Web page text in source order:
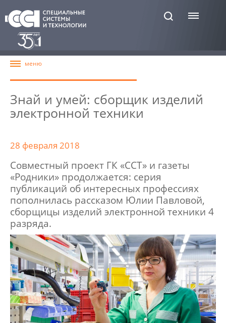
Знай и умей: сборщик изделий
электронной техники
28 февраля 2018
Совместный проект ГК «ССТ» и газеты
«Родники» продолжается: серия
публикаций об интересных профессиях
пополнилась рассказом Юлии Павловой,
сборщицы изделий электронной техники 4
разряда.